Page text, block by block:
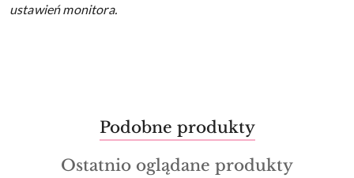
ustawień monitora.
Pomiń karuzelę produktów
Produkty
o
statusie:
Podobne produkty
Produkty
Ostatnio oglądane produkty